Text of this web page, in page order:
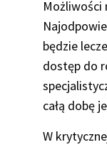
Możliwości
będzie
dostęp do
całą dobę
W